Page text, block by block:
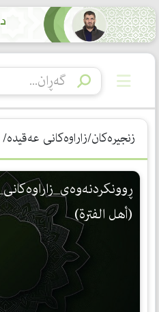
زنجیرەکان/زاراوەکانی عەقیدە/
(أهل الفترة)